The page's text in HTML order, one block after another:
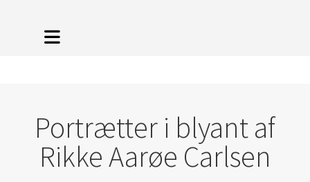
Portrætter i blyant af
Rikke Aarøe Carlsen